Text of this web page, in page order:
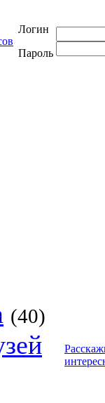
Логин
Пароль
(40)